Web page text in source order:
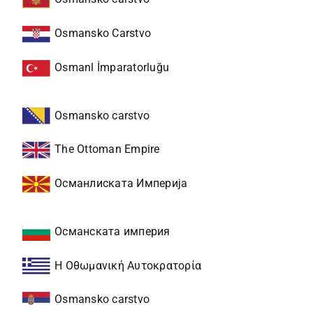
Osmansko Carstvo
Osmanl İmparatorluğu
Osmansko carstvo
The Ottoman Empire
Османлиската Империја
Османската империя
Η Οθωμανική Αυτοκρατορία
Osmansko carstvo